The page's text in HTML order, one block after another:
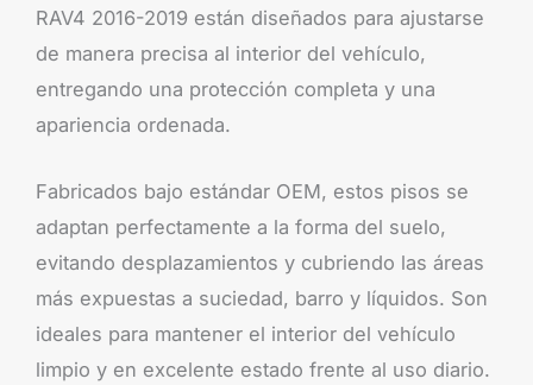
RAV4 2016-2019 están diseñados para ajustarse
de manera precisa al interior del vehículo,
entregando una protección completa y una
apariencia ordenada.
Fabricados bajo estándar OEM, estos pisos se
adaptan perfectamente a la forma del suelo,
evitando desplazamientos y cubriendo las áreas
más expuestas a suciedad, barro y líquidos. Son
ideales para mantener el interior del vehículo
limpio y en excelente estado frente al uso diario.